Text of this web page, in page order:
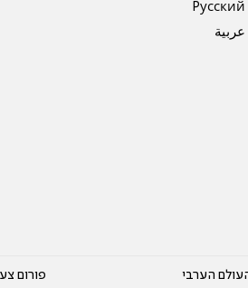
Pусский
عربية
הערבי פורום